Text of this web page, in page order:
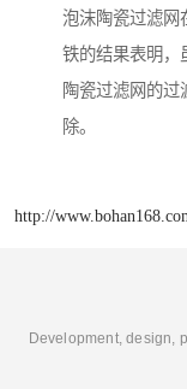
泡沫陶瓷过滤网
铁的结果表明，
陶瓷过滤网的
除。
http://
Development, design,